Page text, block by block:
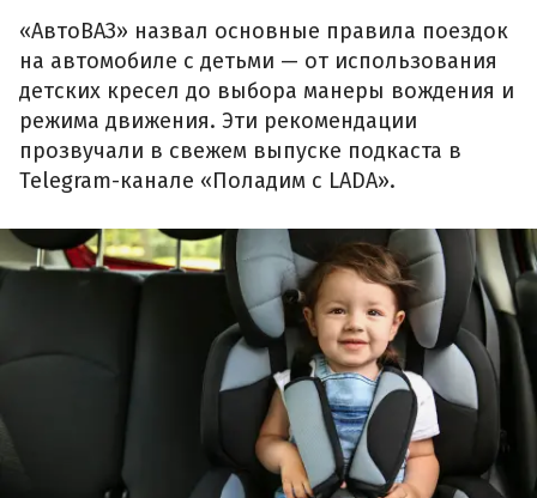
«АвтоВАЗ» назвал основные правила поездок
на автомобиле с детьми — от использования
детских кресел до выбора манеры вождения и
режима движения. Эти рекомендации
прозвучали в свежем выпуске подкаста в
Telegram-канале «Поладим с LADA».